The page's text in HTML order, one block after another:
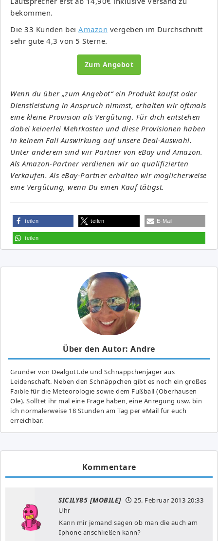
bekommen.
Die 33 Kunden bei Amazon vergeben im Durchschnitt
sehr gute 4,3 von 5 Sterne.
Zum Angebot
Wenn du über „zum Angebot“ ein Produkt kaufst oder
Dienstleistung in Anspruch nimmst, erhalten wir oftmals
eine kleine Provision als Vergütung. Für dich entstehen
dabei keinerlei Mehrkosten und diese Provisionen haben
in keinem Fall Auswirkung auf unsere Deal-Auswahl.
Unter anderem sind wir Partner von eBay und Amazon.
Als Amazon-Partner verdienen wir an qualifizierten
Verkäufen. Als eBay-Partner erhalten wir möglicherweise
eine Vergütung, wenn Du einen Kauf tätigst.
teilen teilen E-Mail
teilen
Über den Autor: Andre
Gründer von Dealgott.de und Schnäppchenjäger aus
Leidenschaft. Neben den Schnäppchen gibt es noch ein großes
Fai­ble für die Meteorologie sowie dem Fußball (Oberhausen
Ole). Solltet ihr mal eine Frage haben, eine Anregung usw. bin
ich normalerweise 18 Stunden am Tag per eMail für euch
erreichbar.
Kommentare
SICILY85 [MOBILE] 25. Februar 2013 20:33
Uhr
Kann mir jemand sagen ob man die auch am
Iphone anschließen kann?